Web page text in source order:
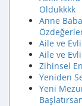
Oldukkkk
Anne
Aile ve
Aile ve
Zihinsel
Yeniden
Yeni